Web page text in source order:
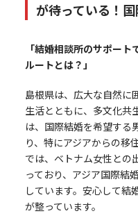
が待っている！
「結婚相談所のサポー
ルートとは？」
島根県は、広大な自然に
生活とともに、多文化共
は、国際結婚を希望する
り、特にアジアからの移
では、ベトナム女性との
っており、アジア国際結
しています。安心して結
が整っています。